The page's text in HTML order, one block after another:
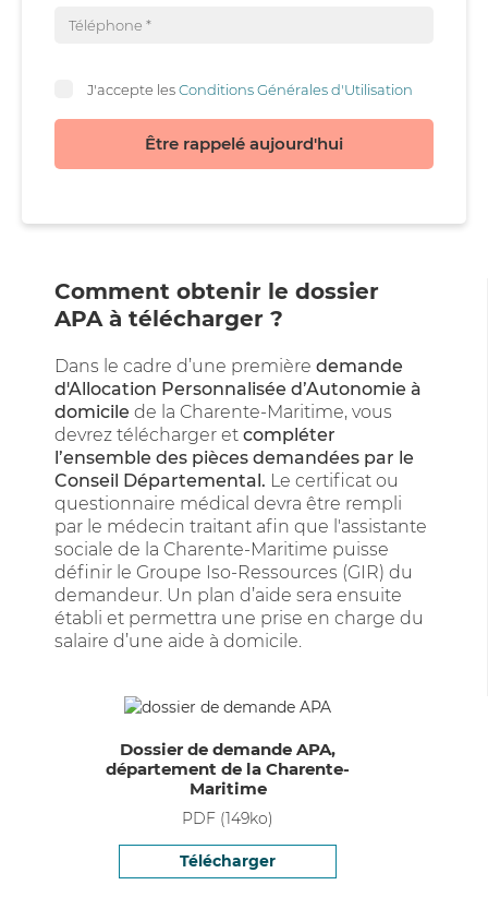
J'accepte lesConditions Générales d'Utilisation
Être rappelé aujourd'hui
Comment obtenir le dossier
APA à télécharger ?
Dans le cadre d’une première demande
d'Allocation Personnalisée d’Autonomie à
domicile de la Charente-Maritime, vous
devrez télécharger et compléter
l’ensemble des pièces demandées par le
Conseil Départemental. Le certificat ou
questionnaire médical devra être rempli
par le médecin traitant afin que l'assistante
sociale de la Charente-Maritime puisse
définir le Groupe Iso-Ressources (GIR) du
demandeur. Un plan d’aide sera ensuite
établi et permettra une prise en charge du
salaire d’une aide à domicile.
Dossier de demande APA,
département de la Charente-
Maritime
PDF (149ko)
Télécharger